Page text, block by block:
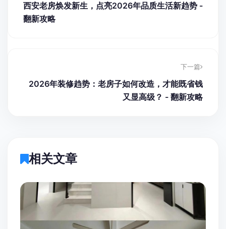
西安老房焕发新生，点亮2026年品质生活新趋势 -
翻新攻略
下一篇
2026年装修趋势：老房子如何改造，才能既省钱
又显高级？ - 翻新攻略
相关文章